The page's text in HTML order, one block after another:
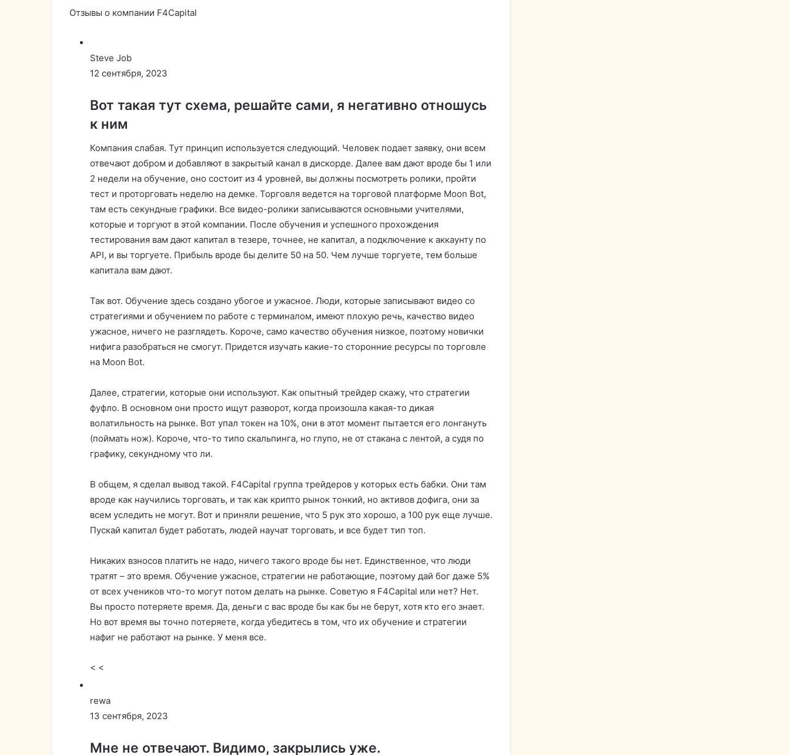
Отзывы о компании F4Capital
Steve Job
12 сентября, 2023
Вот такая тут схема, решайте сами, я негативно отношусь
к ним
Компания слабая. Тут принцип используется следующий. Человек подает заявку, они всем
отвечают добром и добавляют в закрытый канал в дискорде. Далее вам дают вроде бы 1 или
2 недели на обучение, оно состоит из 4 уровней, вы должны посмотреть ролики, пройти
тест и проторговать неделю на демке. Торговля ведется на торговой платформе Moon Bot,
там есть секундные графики. Все видео-ролики записываются основными учителями,
которые и торгуют в этой компании. После обучения и успешного прохождения
тестирования вам дают капитал в тезере, точнее, не капитал, а подключение к аккаунту по
API, и вы торгуете. Прибыль вроде бы делите 50 на 50. Чем лучше торгуете, тем больше
капитала вам дают.
Так вот. Обучение здесь создано убогое и ужасное. Люди, которые записывают видео со
стратегиями и обучением по работе с терминалом, имеют плохую речь, качество видео
ужасное, ничего не разглядеть. Короче, само качество обучения низкое, поэтому новички
нифига разобраться не смогут. Придется изучать какие-то сторонние ресурсы по торговле
на Moon Bot.
Далее, стратегии, которые они используют. Как опытный трейдер скажу, что стратегии
фуфло. В основном они просто ищут разворот, когда произошла какая-то дикая
волатильность на рынке. Вот упал токен на 10%, они в этот момент пытается его лонгануть
(поймать нож). Короче, что-то типо скальпинга, но глупо, не от стакана с лентой, а судя по
графику, секундному что ли.
В общем, я сделал вывод такой. F4Capital группа трейдеров у которых есть бабки. Они там
вроде как научились торговать, и так как крипто рынок тонкий, но активов дофига, они за
всем уследить не могут. Вот и приняли решение, что 5 рук это хорошо, а 100 рук еще лучше.
Пускай капитал будет работать, людей научат торговать, и все будет тип топ.
Никаких взносов платить не надо, ничего такого вроде бы нет. Единственное, что люди
тратят – это время. Обучение ужасное, стратегии не работающие, поэтому дай бог даже 5%
от всех учеников что-то могут потом делать на рынке. Советую я F4Capital или нет? Нет.
Вы просто потеряете время. Да, деньги с вас вроде бы как бы не берут, хотя кто его знает.
Но вот время вы точно потеряете, когда убедитесь в том, что их обучение и стратегии
нафиг не работают на рынке. У меня все.
< <
rewa
13 сентября, 2023
Мне не отвечают. Видимо, закрылись уже.